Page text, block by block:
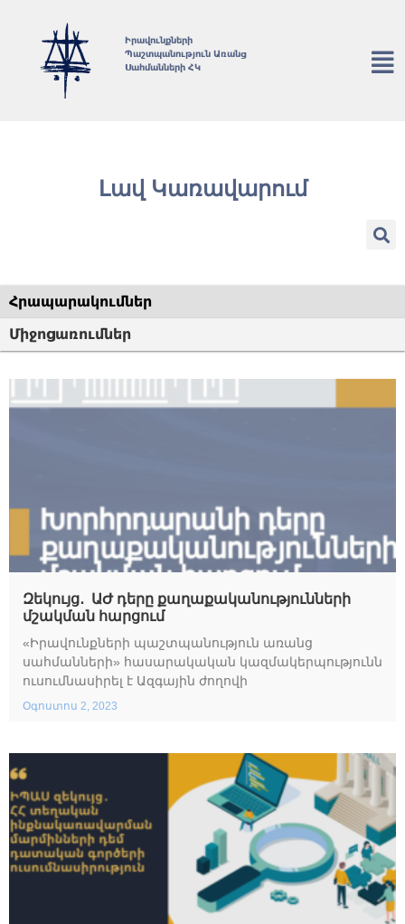
Իրավունքների
Պաշտպանություն Առանց
Սահմանների ՀԿ
Լավ Կառավարում
Հրապարակումներ
Միջոցառումներ
Զեկույց․ ԱԺ դերը քաղաքականությունների
մշակման հարցում
Օգոստոս 2, 2023
«Իրավունքների պաշտպանություն առանց
սահմանների» հասարակական կազմակերպությունն
ուսումնասիրել է Ազգային ժողովի